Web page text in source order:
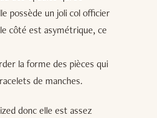
possède un joli col officier
côté est asymétrique, ce
la forme des pièces qui
de manches.
donc elle est assez